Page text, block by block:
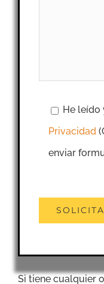
He leído
Privacidad
enviar
Si tiene cualquier